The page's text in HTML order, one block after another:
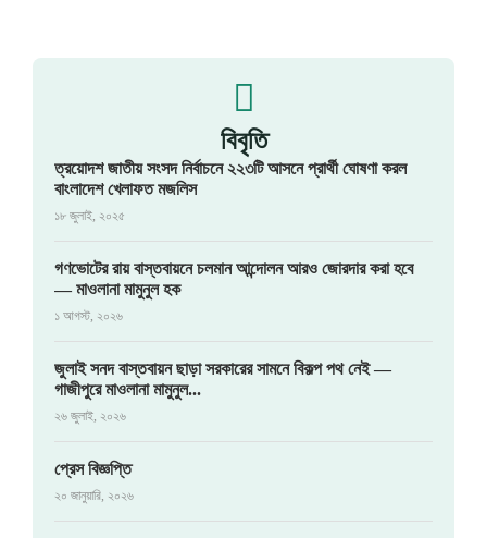
বিবৃতি
ত্রয়োদশ জাতীয় সংসদ নির্বাচনে ২২৩টি আসনে প্রার্থী ঘোষণা করল
বাংলাদেশ খেলাফত মজলিস
১৮ জুলাই, ২০২৫
গণভোটের রায় বাস্তবায়নে চলমান আন্দোলন আরও জোরদার করা হবে
— মাওলানা মামুনুল হক
১ আগস্ট, ২০২৬
জুলাই সনদ বাস্তবায়ন ছাড়া সরকারের সামনে বিকল্প পথ নেই —
গাজীপুরে মাওলানা মামুনুল...
২৬ জুলাই, ২০২৬
প্রেস বিজ্ঞপ্তি
২০ জানুয়ারি, ২০২৬